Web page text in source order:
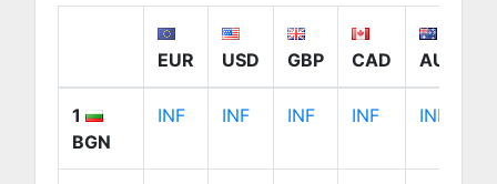
EUR USD GBP CAD AUD
1
BGN
INF INF INF INF INF